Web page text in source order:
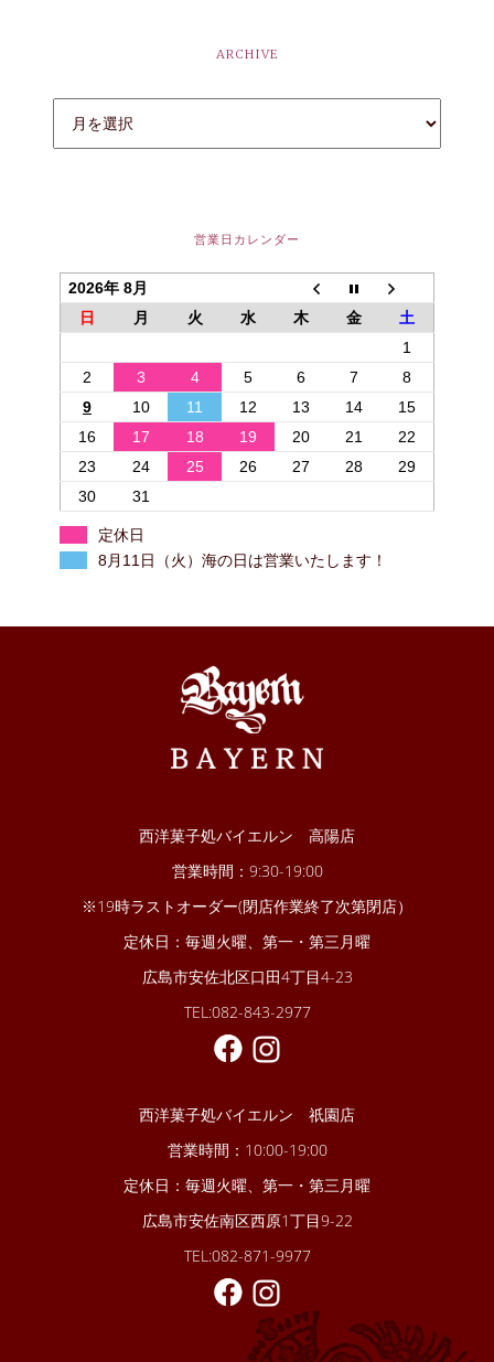
ARCHIVE
営業日カレンダー
2026年 8月
日
月 火 水 木 金
土
1
2
3 4 5 6 7
8
9
10 11 12 13 14
15
16
17 18 19 20 21
22
23
24 25 26 27 28
29
30
31
定休日
8月11日（火）海の日は営業いたします！
西洋菓子処バイエルン 高陽店
営業時間：9:30-19:00
※19時ラストオーダー(閉店作業終了次第閉店）
定休日：毎週火曜、第一・第三月曜
広島市安佐北区口田4丁目4-23
TEL:082-843-2977
西洋菓子処バイエルン 祇園店
営業時間：10:00-19:00
定休日：毎週火曜、第一・第三月曜
広島市安佐南区西原1丁目9-22
TEL:082-871-9977